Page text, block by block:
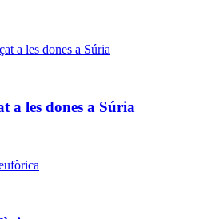
a les dones a Súria